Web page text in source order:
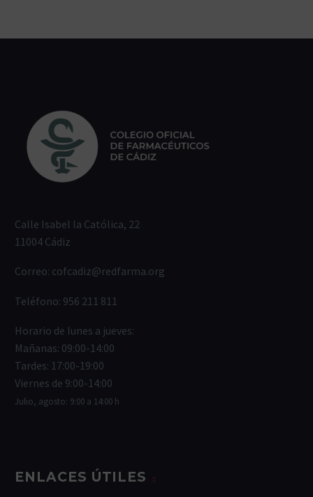
Calle Isabel la Católica, 22
11004 Cádiz
Correo: cofcadiz@redfarma.org
Teléfono: 956 211 811
Horario de lunes a jueves:
Mañanas: 09:00-14:00
Tardes: 17:00-19:00
Viernes de 9:00-14:00
Julio, agosto: 9:00 a 14:00 h
ENLACES ÚTILES